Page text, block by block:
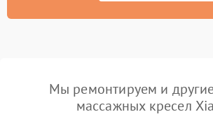
Мы ремонтируем и
массажных кресел